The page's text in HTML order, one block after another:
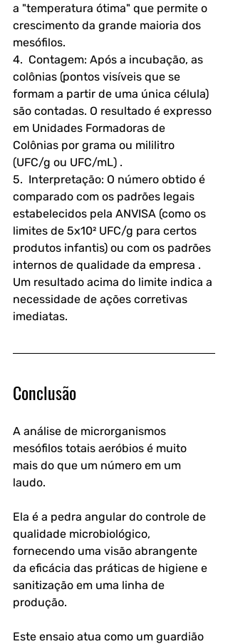
a "temperatura ótima" que permite o
crescimento da grande maioria dos
mesófilos.
4.  Contagem: Após a incubação, as
colônias (pontos visíveis que se
formam a partir de uma única célula)
são contadas. O resultado é expresso
em Unidades Formadoras de
Colônias por grama ou mililitro
(UFC/g ou UFC/mL) .
5.  Interpretação: O número obtido é
comparado com os padrões legais
estabelecidos pela ANVISA (como os
limites de 5x10² UFC/g para certos
produtos infantis) ou com os padrões
internos de qualidade da empresa .
Um resultado acima do limite indica a
necessidade de ações corretivas
imediatas.
Conclusão
A análise de microrganismos
mesófilos totais aeróbios é muito
mais do que um número em um
laudo.
Ela é a pedra angular do controle de
qualidade microbiológico,
fornecendo uma visão abrangente
da eficácia das práticas de higiene e
sanitização em uma linha de
produção.
Este ensaio atua como um guardião